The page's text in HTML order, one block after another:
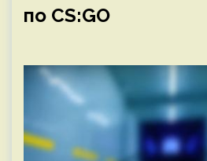
по CS:GO